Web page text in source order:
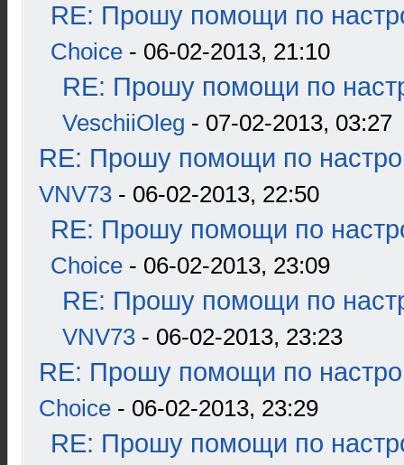
RE: Прошу помощи по
Choice - 06-02-2013, 21:10
RE: Прошу помощи по
VeschiiOleg - 07-02-2013, 03:27
RE: Прошу помощи по
VNV73 - 06-02-2013, 22:50
RE: Прошу помощи по
Choice - 06-02-2013, 23:09
RE: Прошу помощи по
VNV73 - 06-02-2013, 23:23
RE: Прошу помощи по
Choice - 06-02-2013, 23:29
RE: Прошу помощи по